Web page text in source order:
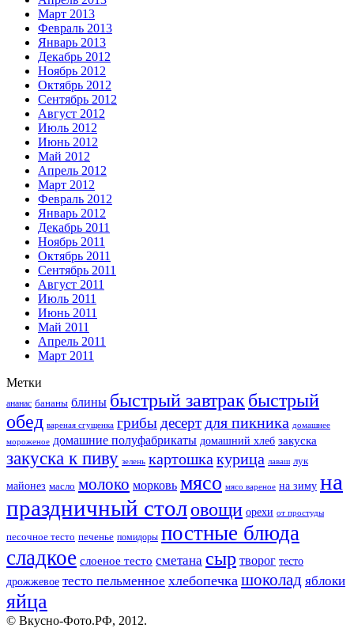
Март 2013
Февраль 2013
Январь 2013
Декабрь 2012
Ноябрь 2012
Октябрь 2012
Сентябрь 2012
Август 2012
Июль 2012
Июнь 2012
Май 2012
Апрель 2012
Март 2012
Февраль 2012
Январь 2012
Декабрь 2011
Ноябрь 2011
Октябрь 2011
Сентябрь 2011
Август 2011
Июль 2011
Июнь 2011
Май 2011
Апрель 2011
Март 2011
Метки
ананас бананы блины быстрый завтрак быстрый
обед вареная сгущенка грибы десерт для пикника домашнее
мороженое домашние полуфабрикаты домашний хлеб закуска
закуска к пиву зелень картошка курица лаваш лук
майонез масло молоко морковь мясо мясо вареное на зиму на
праздничный столовощи орехи от простуды
песочное тесто печенье помидоры постные блюда
сладкое слоеное тесто сметана сыр творог тесто
дрожжевое тесто пельменное хлебопечка шоколад яблоки
яйца
© Вкусно-Фото.РФ, 2012.